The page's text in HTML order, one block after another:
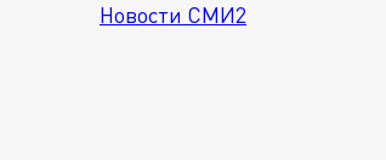
Новости СМИ2